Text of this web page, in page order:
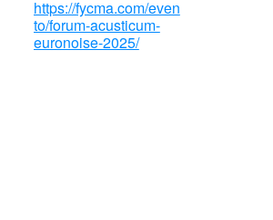
https://fycma.com/even
to/forum-acusticum-
euronoise-2025/